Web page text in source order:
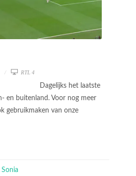
RTL 4
Dagelijks het laatste
en buitenland. Voor nog meer
gebruikmaken van onze